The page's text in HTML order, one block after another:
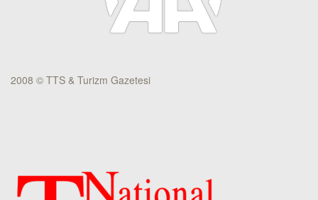
2008 © TTS & Turizm Gazetesi